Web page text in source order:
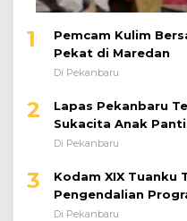
1
Pemcam Kulim
Pekat di Maredan
Di Pekanbaru
2
Lapas Pekanbaru
Sukacita Anak
Bantuan Sosial
Di Pekanbaru
3
Kodam XIX Tuanku
Pengendalian
Doktrin TNI AD
Di Pekanbaru